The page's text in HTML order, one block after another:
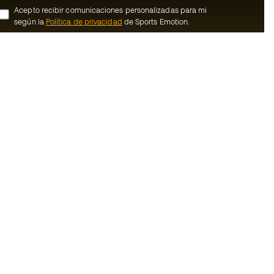
Acepto recibir comunicaciones personalizadas para mi
según la Política de privacidad de Sports Emotion.